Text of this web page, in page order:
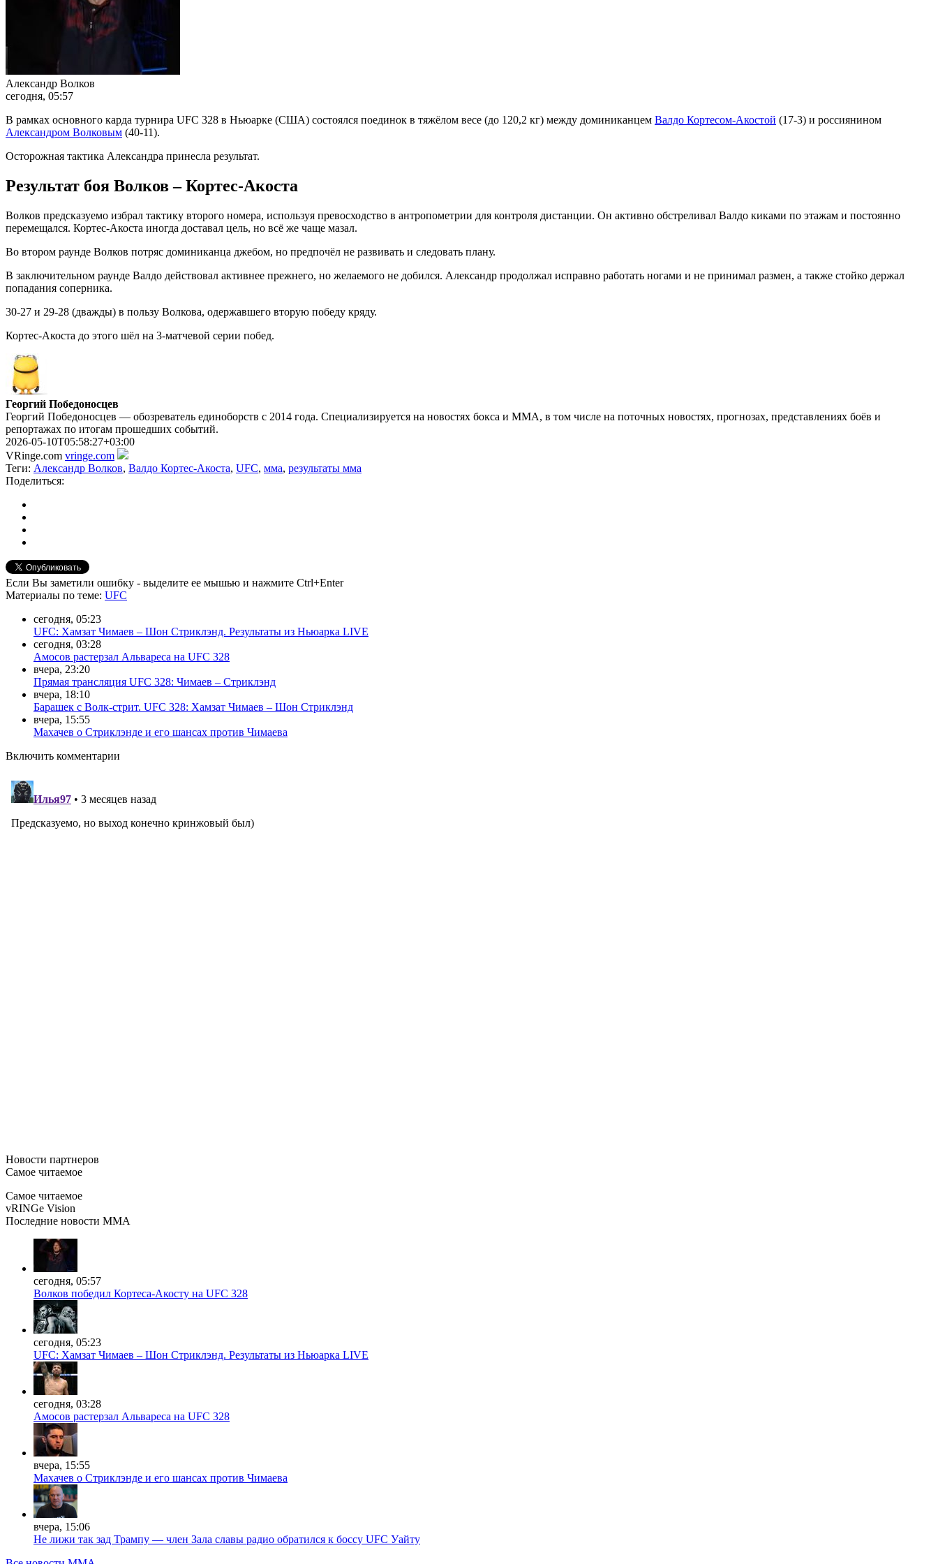
Александр Волков
сегодня, 05:57
В рамках основного карда турнира UFC 328 в Ньюарке (США) состоялся поединок в тяжёлом весе (до 120,2 кг) между доминиканцем Валдо Кортесом-Акостой (17-3) и россиянином
Александром Волковым (40-11).
Осторожная тактика Александра принесла результат.
Результат боя Волков – Кортес-Акоста
Волков предсказуемо избрал тактику второго номера, используя превосходство в антропометрии для контроля дистанции. Он активно обстреливал Валдо киками по этажам и постоянно
перемещался. Кортес-Акоста иногда доставал цель, но всё же чаще мазал.
Во втором раунде Волков потряс доминиканца джебом, но предпочёл не развивать и следовать плану.
В заключительном раунде Валдо действовал активнее прежнего, но желаемого не добился. Александр продолжал исправно работать ногами и не принимал размен, а также стойко держал
попадания соперника.
30-27 и 29-28 (дважды) в пользу Волкова, одержавшего вторую победу кряду.
Кортес-Акоста до этого шёл на 3-матчевой серии побед.
Георгий Победоносцев
Георгий Победоносцев — обозреватель единоборств с 2014 года. Специализируется на новостях бокса и ММА, в том числе на поточных новостях, прогнозах, представлениях боёв и
репортажах по итогам прошедших событий.
2026-05-10T05:58:27+03:00
VRinge.com vringe.com
Теги: Александр Волков, Валдо Кортес-Акоста, UFC, мма, результаты мма
Поделиться:
Если Вы заметили ошибку - выделите ее мышью и нажмите Ctrl+Enter
Материалы по теме: UFC
сегодня, 05:23
UFC: Хамзат Чимаев – Шон Стриклэнд. Результаты из Ньюарка LIVE
сегодня, 03:28
Амосов растерзал Альвареса на UFC 328
вчера, 23:20
Прямая трансляция UFC 328: Чимаев – Стриклэнд
вчера, 18:10
Барашек с Волк-стрит. UFC 328: Хамзат Чимаев – Шон Стриклэнд
вчера, 15:55
Махачев о Стриклэнде и его шансах против Чимаева
Включить комментарии
Новости партнеров
Самое читаемое
Самое читаемое
vRINGe Vision
Последние новости MMA
сегодня, 05:57
Волков победил Кортеса-Акосту на UFC 328
сегодня, 05:23
UFC: Хамзат Чимаев – Шон Стриклэнд. Результаты из Ньюарка LIVE
сегодня, 03:28
Амосов растерзал Альвареса на UFC 328
вчера, 15:55
Махачев о Стриклэнде и его шансах против Чимаева
вчера, 15:06
Не лижи так зад Трампу — член Зала славы радио обратился к боссу UFC Уайту